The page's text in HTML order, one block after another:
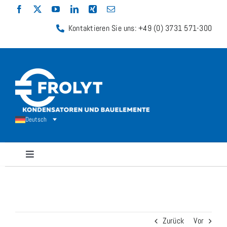
Kontaktieren Sie uns: +49 (0) 3731 571-300
Deutsch
Navigation
Zurück Vor